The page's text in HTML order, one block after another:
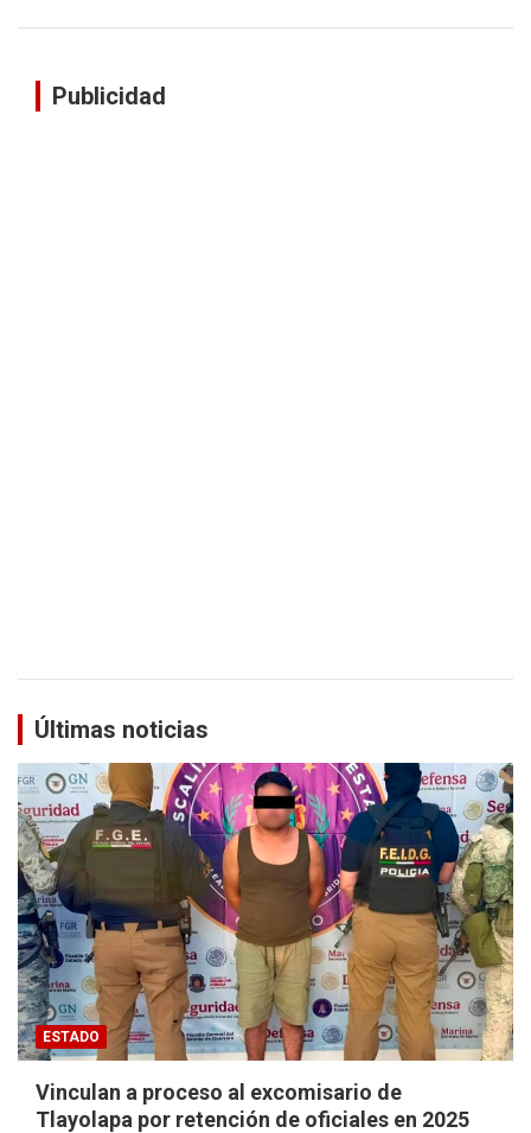
Publicidad
Últimas noticias
ESTADO
Vinculan a proceso al excomisario de
Tlayolapa por retención de oficiales en 2025